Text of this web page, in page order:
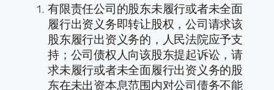
有限责任公司的股东未履行或者未全面
履行出资义务即转让股权，公司请求该
股东履行出资义务的，人民法院应予支
持；公司债权人向该股东提起诉讼，请
求未履行或者未全面履行出资义务的股
东在未出资本息范围内对公司债务不能